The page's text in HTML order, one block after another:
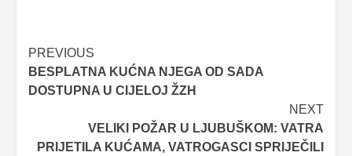
Post
navigation
PREVIOUS
BESPLATNA KUĆNA NJEGA OD SADA
DOSTUPNA U CIJELOJ ŽZH
NEXT
VELIKI POŽAR U LJUBUŠKOM: VATRA
PRIJETILA KUĆAMA, VATROGASCI SPRIJEČILI